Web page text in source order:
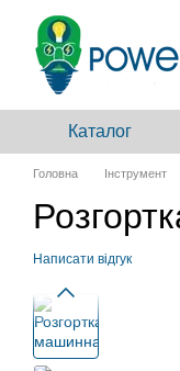
Перейти до основного
Каталог
Головна Інструмент
Написати відгук